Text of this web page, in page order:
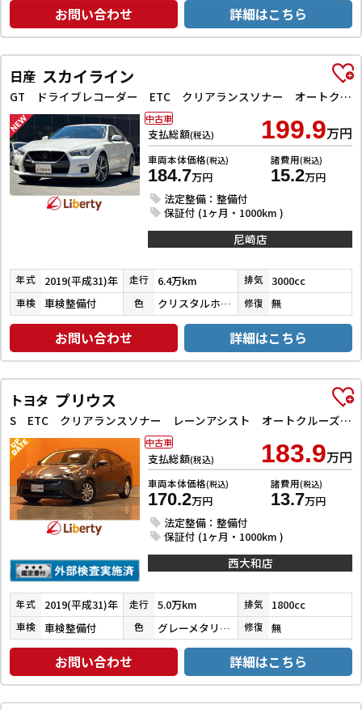
お問い合わせ 詳細はこちら
日産 スカイライン
GT ドライブレコーダー ETC クリアランスソナー オートクルーズコントロール 衝突被害軽減システム 全周囲カメラ ナビ TV アルミホイール オートライト LEDヘッドランプ サンルーフ AT
支払総額(税込) 199.9万円
車両本体価格(税込)
184.7万円
諸費用(税込)
15.2万円
法定整備：整備付
保証付 (1ヶ月・1000km )
中古車
尼崎店
年式 2019(平成31)年 走行 6.4万km 排気 3000cc
車検 車検整備付 色 クリスタルホワイトパール３コートパール 修復 無
お問い合わせ 詳細はこちら
トヨタ プリウス
S ETC クリアランスソナー レーンアシスト オートクルーズコントロール 衝突被害軽減システム バックカメラ ナビ アルミホイール オートマチックハイビーム オートライト
支払総額(税込) 183.9万円
車両本体価格(税込)
170.2万円
諸費用(税込)
13.7万円
法定整備：整備付
保証付 (1ヶ月・1000km )
中古車
西大和店
年式 2019(平成31)年 走行 5.0万km 排気 1800cc
車検 車検整備付 色 グレーメタリック 修復 無
お問い合わせ 詳細はこちら